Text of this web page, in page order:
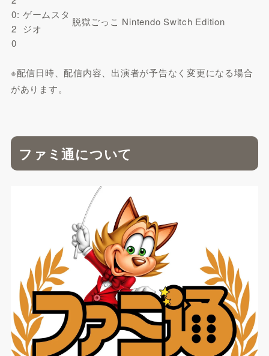
0:
2
0
ゲームスタ
ジオ
脱獄ごっこ Nintendo Switch Edition
※配信日時、配信内容、出演者が予告なく変更になる場合
があります。
ファミ通について